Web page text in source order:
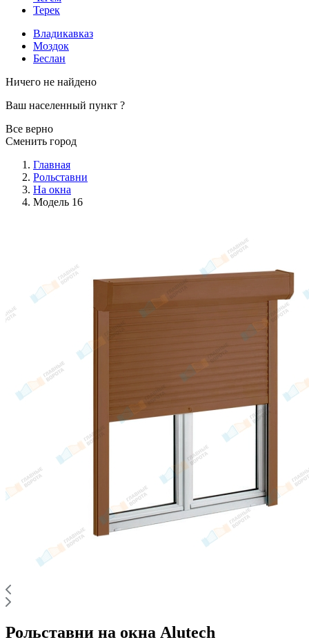
Терек
Владикавказ
Моздок
Беслан
Ничего не найдено
Ваш населенный пункт ?
Все верно
Сменить город
Главная
Рольставни
На окна
Модель 16
Рольставни на окна Alutech